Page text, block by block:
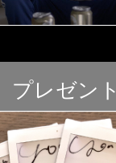
プレゼント